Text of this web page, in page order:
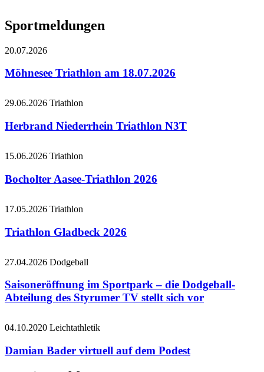
Sportmeldungen
20.07.2026
Möhnesee Triathlon am 18.07.2026
29.06.2026 Triathlon
Herbrand Niederrhein Triathlon N3T
15.06.2026 Triathlon
Bocholter Aasee-Triathlon 2026
17.05.2026 Triathlon
Triathlon Gladbeck 2026
27.04.2026 Dodgeball
Saisoneröffnung im Sportpark – die Dodgeball-
Abteilung des Styrumer TV stellt sich vor
04.10.2020 Leichtathletik
Damian Bader virtuell auf dem Podest